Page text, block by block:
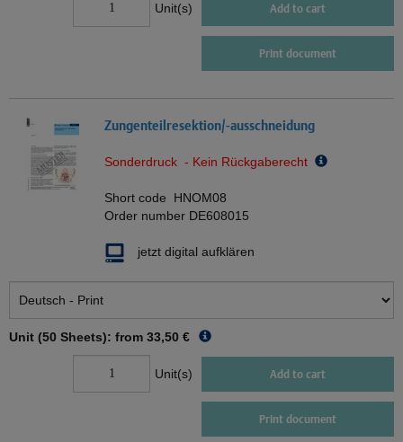
Unit(s) Add to cart
Print document
Zungenteilresektion/-ausschneidung
Sonderdruck - Kein Rückgaberecht
Short code HNOM08
Order number DE608015
jetzt digital aufklären
Unit (50 Sheets): from 33,50 €
Unit(s) Add to cart
Print document